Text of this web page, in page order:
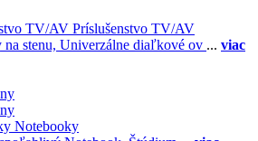
Príslušenstvo TV/AV
stenu, Univerzálne diaľkové ov ... viac
Notebooky